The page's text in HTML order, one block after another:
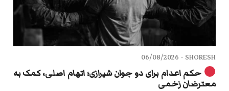
SHORESH -
06/08/2026
حکم اعدام برای دو جوان شیرازی؛ اتهام اصلی، کمک به
معترضان زخمی